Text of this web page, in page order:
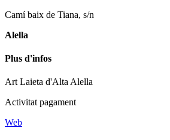
Camí baix de Tiana, s/n
Alella
Plus d'infos
Art Laieta d'Alta Alella
Activitat pagament
Web